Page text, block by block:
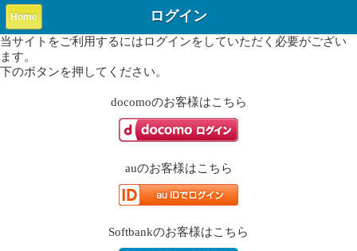
Home ログイン
当サイトをご利用するにはログインをしていただく必要がござい
ます。
下のボタンを押してください。
docomoのお客様はこちら
auのお客様はこちら
Softbankのお客様はこちら